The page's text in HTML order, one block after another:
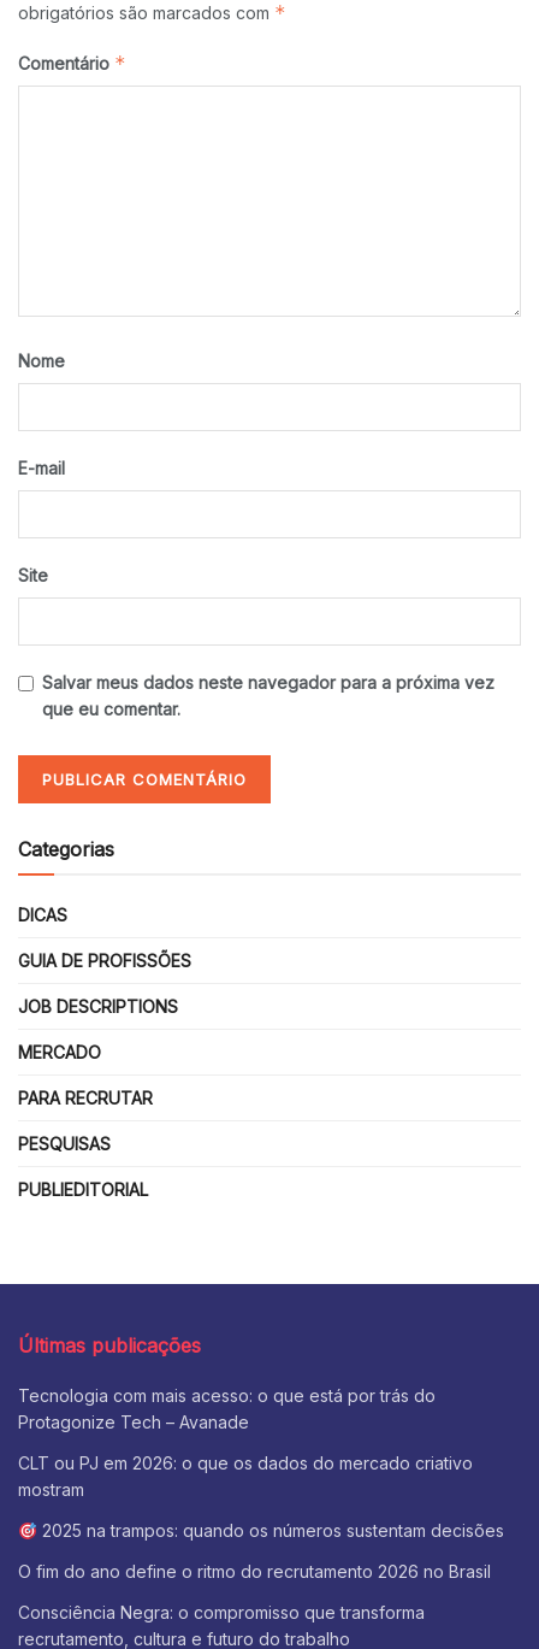
obrigatórios são marcados com *
Comentário *
Nome
E-mail
Site
Salvar meus dados neste navegador para a próxima vez
que eu comentar.
Categorias
DICAS
GUIA DE PROFISSÕES
JOB DESCRIPTIONS
MERCADO
PARA RECRUTAR
PESQUISAS
PUBLIEDITORIAL
Últimas publicações
Tecnologia com mais acesso: o que está por trás do
Protagonize Tech – Avanade
CLT ou PJ em 2026: o que os dados do mercado criativo
mostram
2025 na trampos: quando os números sustentam decisões
O fim do ano define o ritmo do recrutamento 2026 no Brasil
Consciência Negra: o compromisso que transforma
recrutamento, cultura e futuro do trabalho